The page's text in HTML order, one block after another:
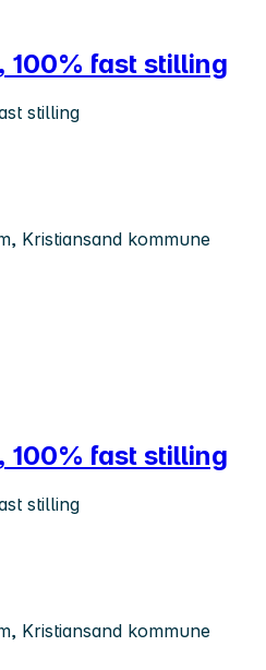
100% fast stilling
stilling
Kristiansand kommune
100% fast stilling
stilling
Kristiansand kommune